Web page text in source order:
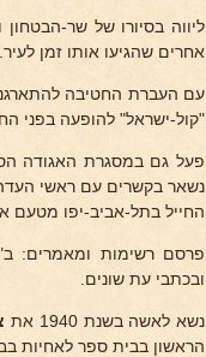
ליווה בסיורו של שר-
אחרים שהגיעו אותו זמן לעיר.
"קול-ישראל" להופעה בפני
פעל גם במסגרת האגודה
נשאר בקשרים עם ראשי
החייל בתל-אביב-יפו מטעם
פרסם רשימות ומאמרים:
ובכתבי עת שונים.
נשא לאשה בשנת 1940 את
הראשון בבית ספר לאחיות